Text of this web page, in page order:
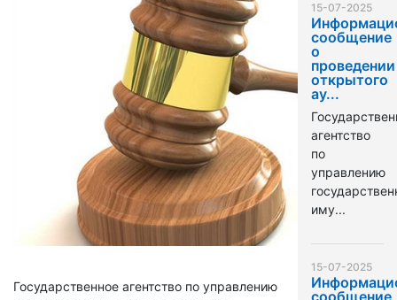
Государственное агентство по управлению
15-07-2025
сообщение
о
проведении
открытого
ау...
агентство
по
управлению
иму...
15-07-2025
сообщение